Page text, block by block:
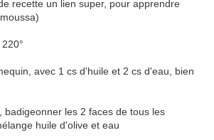
recette un lien super, pour apprendre
avec 1 cs d'huile et 2 cs d'eau, bien
badigeonner les 2 faces de tous les
huile d'olive et eau